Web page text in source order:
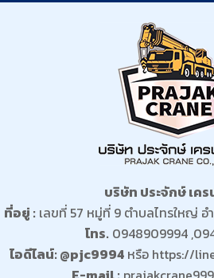
บริษัท ประจักษ์ เค
ที่อยู่ :เลขที่ 57 หมู่ที่ 9 ตำบลไทรใหญ่ อ
โทร. 0948909994
ไอดีไลน์: @pjc9994 หรือ https://